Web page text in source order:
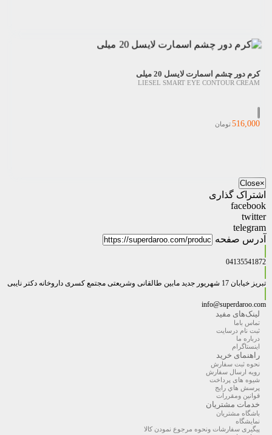
کرم دور چشم اسمارت لایسل 20 میلی
LIESEL SMART EYE CONTOUR CREAM
516,000تومان
×
Close
اشتراک گذاری
facebook
twitter
telegram
آدرس صفحه
04135541872
تبریز خیابان 17 شهریور جدید مابین طالقانی وشریعتی مجتمع کسری داروخانه دکتر نایبی
info@superdaroo.com
لینک‌های مفید
تماس باما
ثبت نام درسایت
درباره ما
اینستاگرام
راهنمای خرید
نحوه ثبت سفارش
رویه ارسال سفارش
شیوه های پرداخت
پرسش هاي رايج
قوانین ومقررات
خدمات مشتریان
باشگاه مشتریان
نمایشگاه
پیگیری سفارشات ونحوه مرجوع نمودن کالا